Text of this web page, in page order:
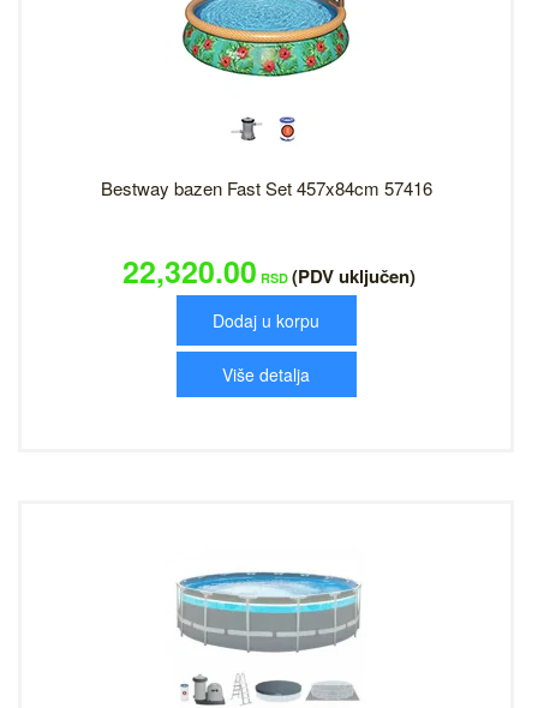
Bestway bazen Fast Set 457x84cm 57416
22,320.00 RSD (PDV uključen)
Dodaj u korpu
Više detalja